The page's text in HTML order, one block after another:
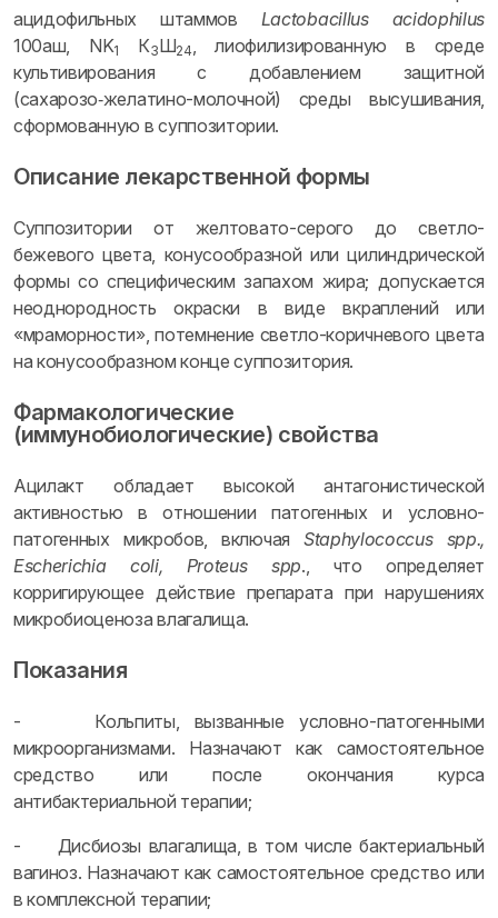
ацидофильных штаммов Lactobacillus acidophilus
100аш, NK1 К3Ш24, лиофилизированную в среде
культивирования с добавлением защитной
(сахарозо‑желатино-молочной) среды высушивания,
сформованную в суппозитории.
Описание лекарственной формы
Суппозитории от желтовато-серого до светло-
бежевого цвета, конусообразной или цилиндрической
формы со специфическим запахом жира; допускается
неоднородность окраски в виде вкраплений или
«мраморности», потемнение светло-коричневого цвета
на конусообразном конце суппозитория.
Фармакологические
(иммунобиологические) свойства
Ацилакт обладает высокой антагонистической
активностью в отношении патогенных и условно-
патогенных микробов, включая Staphylococcus spp.,
Escherichia coli, Proteus spp., что определяет
корригирующее действие препарата при нарушениях
микробиоценоза влагалища.
Показания
- Кольпиты, вызванные условно-патогенными
микроорганизмами. Назначают как самостоятельное
средство или после окончания курса
антибактериальной терапии;
- Дисбиозы влагалища, в том числе бактериальный
вагиноз. Назначают как самостоятельное средство или
в комплексной терапии;